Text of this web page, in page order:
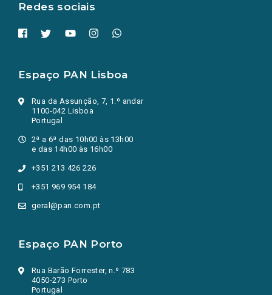
Redes sociais
Espaço PAN Lisboa
Rua da Assunção, 7, 1.º andar
1100-042 Lisboa
Portugal
2ª a 6ª das 10h00 às 13h00
e das 14h00 às 16h00
+351 213 426 226
+351 969 954 184
geral@pan.com.pt
Espaço PAN Porto
Rua Barão Forrester, n.º 783
4050-273 Porto
Portugal